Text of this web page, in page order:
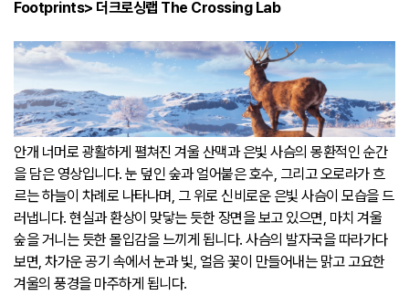
Footprints> 더크로싱랩 The Crossing Lab
안개 너머로 광활하게 펼쳐진 겨울 산맥과 은빛 사슴의 몽환적인 순간
을 담은 영상입니다. 눈 덮인 숲과 얼어붙은 호수, 그리고 오로라가 흐
르는 하늘이 차례로 나타나며, 그 위로 신비로운 은빛 사슴이 모습을 드
러냅니다. 현실과 환상이 맞닿는 듯한 장면을 보고 있으면, 마치 겨울
숲을 거니는 듯한 몰입감을 느끼게 됩니다. 사슴의 발자국을 따라가다
보면, 차가운 공기 속에서 눈과 빛, 얼음 꽃이 만들어내는 맑고 고요한
겨울의 풍경을 마주하게 됩니다.